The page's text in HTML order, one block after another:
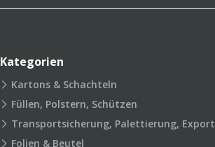
Kategorien
Kartons & Schachteln
Füllen, Polstern, Schützen
Transportsicherung, Palettierung, Export
Folien & Beutel